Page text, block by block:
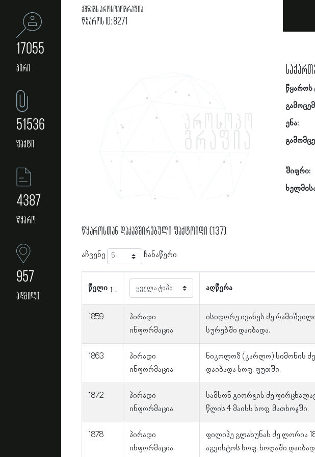
17055
პირი
51536
ფაქტი
4387
წყარო
957
ადგილი
ქშწკგს პროსოპოგრაფია
წყაროს ID: 8271
წყაროს
ენა:
შიფრი:
წყაროსთან დაკავშირებული ფაქტოიდი (137)
აჩვენე ჩანაწერი
წელი აღწერა
1859
პირადი
ინფორმაცია
ისიდორე ივანეს ძე
სურებში დაიბადა.
1863
პირადი
ინფორმაცია
ნიკოლოზ (კარლო) სიმონის ძე
დაიბადა სოფ. ფუთში.
1872
პირადი
ინფორმაცია
სამსონ გიორგის ძე
წლის 4 მაისს სოფ. მათხოჯში.
1878
პირადი
ინფორმაცია
ფილიპე გლახუნას ძე ლორია
აგვისტოს სოფ. ნოღაში